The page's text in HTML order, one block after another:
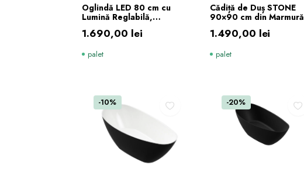
ADAUGĂ ÎN COȘ
Oglindă LED 80 cm cu
Lumină Reglabilă,
Dezaburire, Ceas și Afișaj
Temperatură
1.690,00 lei
palet
ADAUGĂ ÎN COȘ
Cădiță de Duș STONE
90×90 cm din Marmură
Turnată Bej cu Efect
Ardezie și Sifon Inclus
1.490,00 lei
palet
-10% -20%